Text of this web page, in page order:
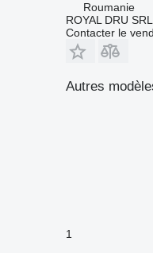
Roumanie
ROYAL DRU SRL
Contacter le
Autres
1